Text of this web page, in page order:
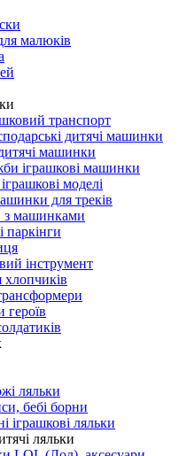
малюків
транспорт
дитячі машинки
машинки
іграшкові машинки
моделі
для треків
з машинками
паркінги
інструмент
хлопчиків
героїв
ляльки
бебі борни
іграшкові ляльки
ляльки